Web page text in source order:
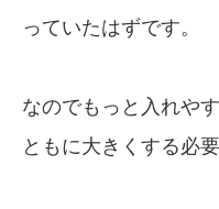
っていたはずです。
なのでもっと入れや
ともに大きくする必